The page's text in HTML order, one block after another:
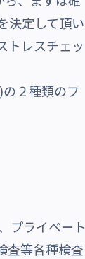
決定して頂い
トレスチェッ
２種類のプ
プライベート
査等各種検査